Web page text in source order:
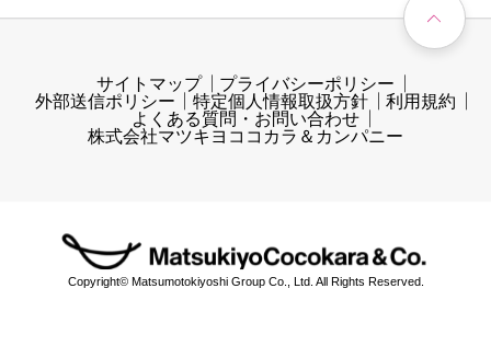
サイトマップ
プライバシーポリシー
外部送信ポリシー
特定個人情報取扱方針
利用規約
よくある質問・お問い合わせ
株式会社マツキヨココカラ＆カンパニー
Copyright© Matsumotokiyoshi Group Co., Ltd. All Rights Reserved.